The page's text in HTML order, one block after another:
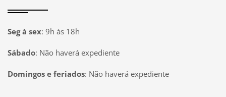
Seg à sex: 9h às 18h
Sábado: Não haverá expediente
Domingos e feriados: Não haverá expediente